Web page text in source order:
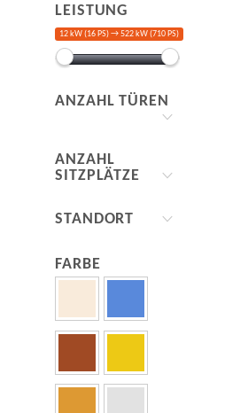
LEISTUNG
12 kW (16 PS) →522 kW (710 PS)
ANZAHL TÜREN
ANZAHL
SITZPLÄTZE
STANDORT
FARBE